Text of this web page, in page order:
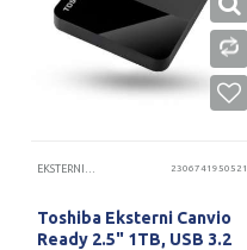
EKSTERNI I HARD DISKOVI 2306741950521
Toshiba Eksterni Canvio
Ready 2.5" 1TB, USB 3.2